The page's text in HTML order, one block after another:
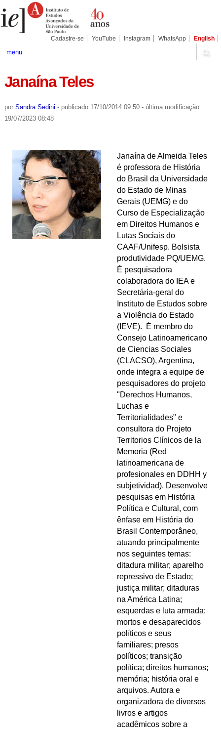
para
conteúdo.
Pessoais
Cadastre-se YouTube Instagram WhatsApp English
menu
Janaína Teles
por Sandra Sedini - publicado17/10/2014 09:50 - última modificação
19/07/2023 08:48
Janaína de Almeida Teles
é professora de História
do Brasil da Universidade
do Estado de Minas
Gerais (UEMG) e do
Curso de Especialização
em Direitos Humanos e
Lutas Sociais do
CAAF/Unifesp. Bolsista
produtividade PQ/UEMG.
É pesquisadora
colaboradora do IEA e
Secretária-geral do
Instituto de Estudos sobre
a Violência do Estado
(IEVE). É membro do
Consejo Latinoamericano
de Ciencias Sociales
(CLACSO), Argentina,
onde integra a equipe de
pesquisadores do projeto
"Derechos Humanos,
Luchas e
Territorialidades" e
consultora do Projeto
Territorios Clínicos de la
Memoria (Red
latinoamericana de
profesionales en DDHH y
subjetividad). Desenvolve
pesquisas em História
Política e Cultural, com
ênfase em História do
Brasil Contemporâneo,
atuando principalmente
nos seguintes temas:
ditadura militar; aparelho
repressivo de Estado;
justiça militar; ditaduras
na América Latina;
esquerdas e luta armada;
mortos e desaparecidos
políticos e seus
familiares; presos
políticos; transição
política; direitos humanos;
memória; história oral e
arquivos. Autora e
organizadora de diversos
livros e artigos
acadêmicos sobre a